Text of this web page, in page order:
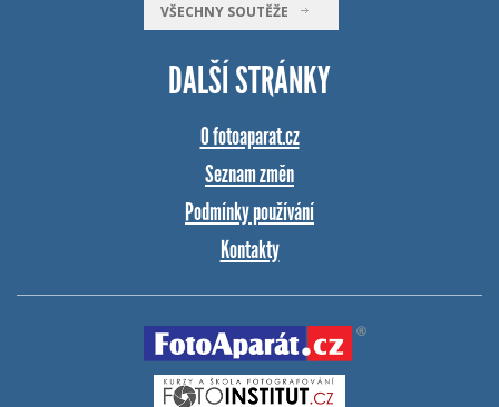
VŠECHNY SOUTĚŽE
DALŠÍ STRÁNKY
O fotoaparat.cz
Seznam změn
Podmínky používání
Kontakty